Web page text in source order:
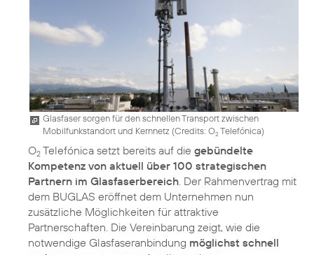
Glasfaser sorgen für den schnellen Transport zwischen
Mobilfunkstandort und Kernnetz (Credits: O2Telefónica)
O2 Telefónica setzt bereits auf die gebündelte
Kompetenz von aktuell über 100 strategischen
Partnern im Glasfaserbereich. Der Rahmenvertrag mit
dem BUGLAS eröffnet dem Unternehmen nun
zusätzliche Möglichkeiten für attraktive
Partnerschaften. Die Vereinbarung zeigt, wie die
notwendige Glasfaseranbindung möglichst schnell